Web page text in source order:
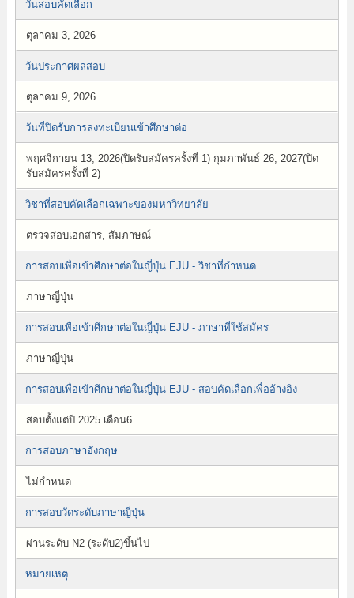
วันสอบคัดเลือก
ตุลาคม 3, 2026
วันประกาศผลสอบ
ตุลาคม 9, 2026
วันที่ปิดรับการลงทะเบียนเข้าศึกษาต่อ
พฤศจิกายน 13, 2026(ปิดรับสมัครครั้งที่ 1) กุมภาพันธ์ 26, 2027(ปิด
รับสมัครครั้งที่ 2)
วิชาที่สอบคัดเลือกเฉพาะของมหาวิทยาลัย
ตรวจสอบเอกสาร, สัมภาษณ์
การสอบเพื่อเข้าศึกษาต่อในญี่ปุ่น EJU - วิชาที่กำหนด
ภาษาญี่ปุ่น
การสอบเพื่อเข้าศึกษาต่อในญี่ปุ่น EJU - ภาษาที่ใช้สมัคร
ภาษาญี่ปุ่น
การสอบเพื่อเข้าศึกษาต่อในญี่ปุ่น EJU - สอบคัดเลือกเพื่ออ้างอิง
สอบตั้งแต่ปี 2025 เดือน6
การสอบภาษาอังกฤษ
ไม่กำหนด
การสอบวัดระดับภาษาญี่ปุ่น
ผ่านระดับ N2 (ระดับ2)ขึ้นไป
หมายเหตุ